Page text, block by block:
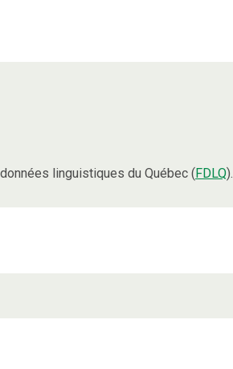
linguistiques du Québec (FDLQ).